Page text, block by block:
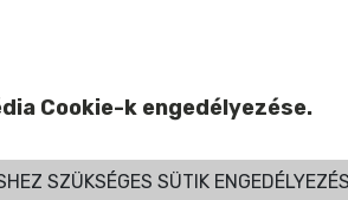
Cookie-k engedélyezése.
SZÜKSÉGES SÜTIK